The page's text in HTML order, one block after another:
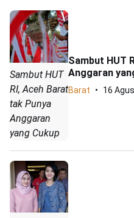
Sambut HUT
RI, Aceh Barat
tak Punya
Anggaran
yang Cukup
Sambut HUT
Anggaran
Barat 16